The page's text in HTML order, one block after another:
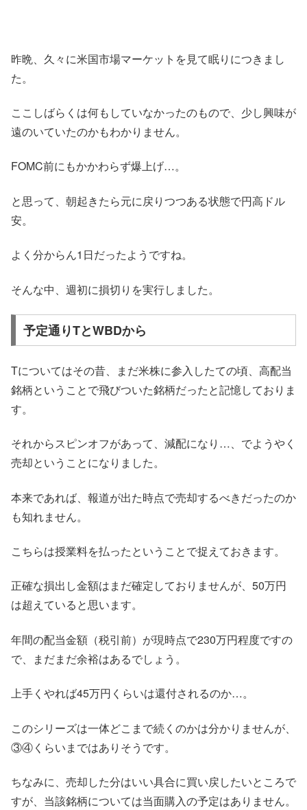
昨晩、久々に米国市場マーケットを見て眠りにつきまし
た。
ここしばらくは何もしていなかったのもので、少し興味が
遠のいていたのかもわかりません。
FOMC前にもかかわらず爆上げ…。
と思って、朝起きたら元に戻りつつある状態で円高ドル
安。
よく分からん1日だったようですね。
そんな中、週初に損切りを実行しました。
予定通りTとWBDから
Tについてはその昔、まだ米株に参入したての頃、高配当
銘柄ということで飛びついた銘柄だったと記憶しておりま
す。
それからスピンオフがあって、減配になり…、でようやく
売却ということになりました。
本来であれば、報道が出た時点で売却するべきだったのか
も知れません。
こちらは授業料を払ったということで捉えておきます。
正確な損出し金額はまだ確定しておりませんが、50万円
は超えていると思います。
年間の配当金額（税引前）が現時点で230万円程度ですの
で、まだまだ余裕はあるでしょう。
上手くやれば45万円くらいは還付されるのか…。
このシリーズは一体どこまで続くのかは分かりませんが、
③④くらいまではありそうです。
ちなみに、売却した分はいい具合に買い戻したいところで
すが、当該銘柄については当面購入の予定はありません。